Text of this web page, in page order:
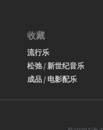
收藏
流行乐
松弛 / 新世纪音乐
成品 / 电影配乐